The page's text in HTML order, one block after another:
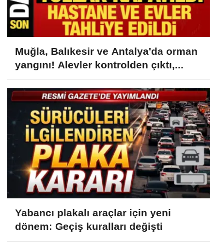
Muğla, Balıkesir ve Antalya'da orman
yangını! Alevler kontrolden çıktı,...
Yabancı plakalı araçlar için yeni
dönem: Geçiş kuralları değişti